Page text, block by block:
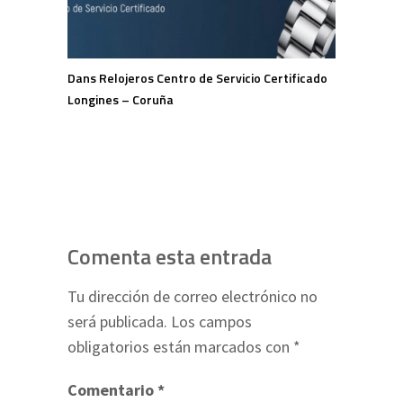
Dans Relojeros Centro de Servicio Certificado
Longines – Coruña
Comenta esta entrada
Tu dirección de correo electrónico no
será publicada. Los campos
obligatorios están marcados con *
Comentario*